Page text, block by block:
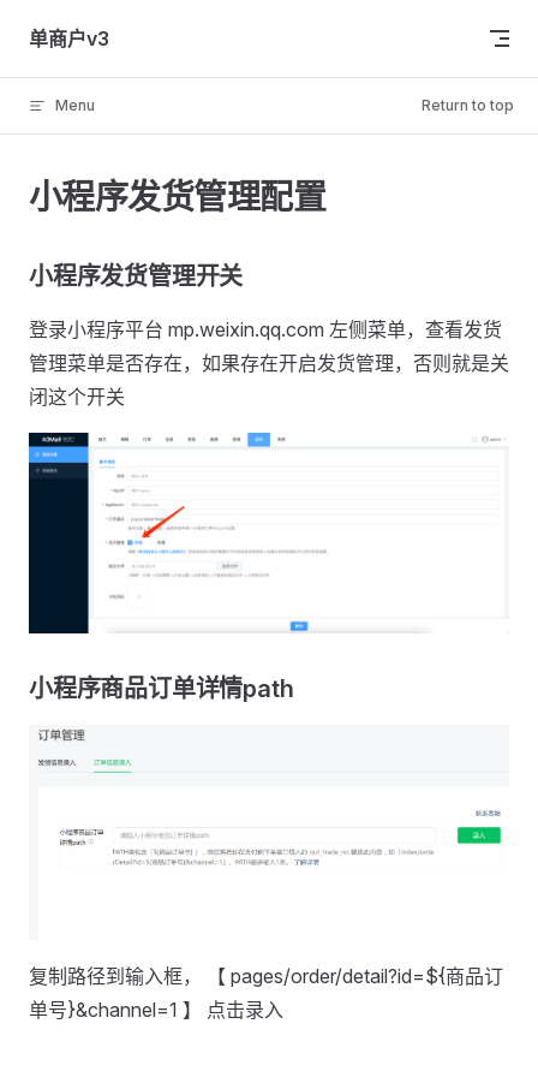
Skip to content
单商户v3
Menu Return to top
小程序发货管理配置
小程序发货管理开关
登录小程序平台 mp.weixin.qq.com 左侧菜单，查看发货
管理菜单是否存在，如果存在开启发货管理，否则就是关
闭这个开关
小程序商品订单详情path
复制路径到输入框， 【 pages/order/detail?id=${商品订
单号}&channel=1 】 点击录入